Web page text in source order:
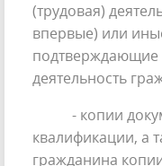
(трудовая)
впервые) или
подтверждающие
деятельность
- копии
квалификации, а
гражданина